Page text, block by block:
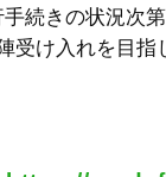
続きの状況次第
受け入れを目指